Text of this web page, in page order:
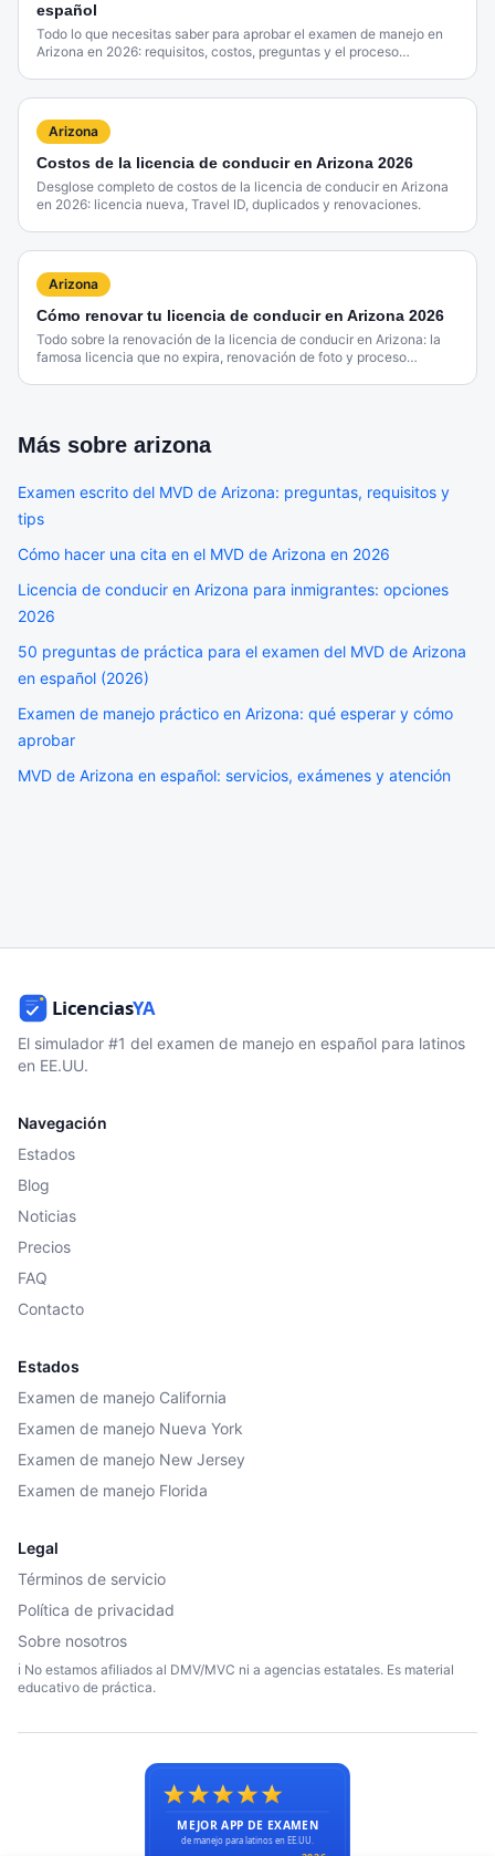
español
Todo lo que necesitas saber para aprobar el examen de manejo en
Arizona en 2026: requisitos, costos, preguntas y el proceso
Arizona
Costos de la licencia de conducir en Arizona 2026
Desglose completo de costos de la licencia de conducir en Arizona
en 2026: licencia nueva, Travel ID, duplicados y renovaciones.
Arizona
Cómo renovar tu licencia de conducir en Arizona 2026
Todo sobre la renovación de la licencia de conducir en Arizona: la
famosa licencia que no expira, renovación de foto y proceso
Más sobre arizona
Examen escrito del MVD de Arizona: preguntas, requisitos y
tips
Cómo hacer una cita en el MVD de Arizona en 2026
Licencia de conducir en Arizona para inmigrantes: opciones
2026
50 preguntas de práctica para el examen del MVD de Arizona
en español (2026)
Examen de manejo práctico en Arizona: qué esperar y cómo
aprobar
MVD de Arizona en español: servicios, exámenes y atención
El simulador #1 del examen de manejo en español para latinos
en EE.UU.
Navegación
Estados
Blog
Noticias
Precios
FAQ
Contacto
Estados
Examen de manejo California
Examen de manejo Nueva York
Examen de manejo New Jersey
Examen de manejo Florida
Legal
Términos de servicio
Política de privacidad
Sobre nosotros
ℹ️ No estamos afiliados al DMV/MVC ni a agencias estatales. Es material
educativo de práctica.